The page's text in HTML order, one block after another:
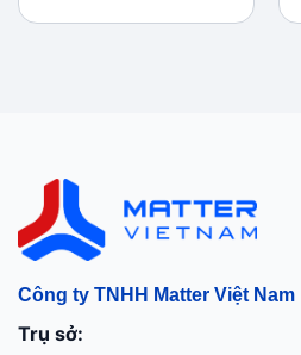
Công ty TNHH Matter Việt Nam
Trụ sở: